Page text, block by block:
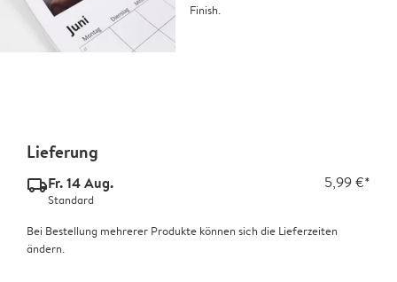
Finish.
Lieferung
delivery_standard_v2Fr. 14 Aug. 5,99 €*
Standard
Bei Bestellung mehrerer Produkte können sich die Lieferzeiten
ändern.